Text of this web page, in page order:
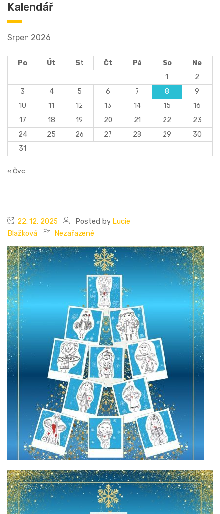
Kalendář
Srpen 2026
Po Út St Čt Pá So
Ne
1
2
3
4 5 6 7 8
9
10
11 12 13 14 15
16
17
18 19 20 21 22
23
24
25 26 27 28 29
30
31
« Čvc
22. 12. 2025 Posted by Lucie
Blažková
Nezařazené